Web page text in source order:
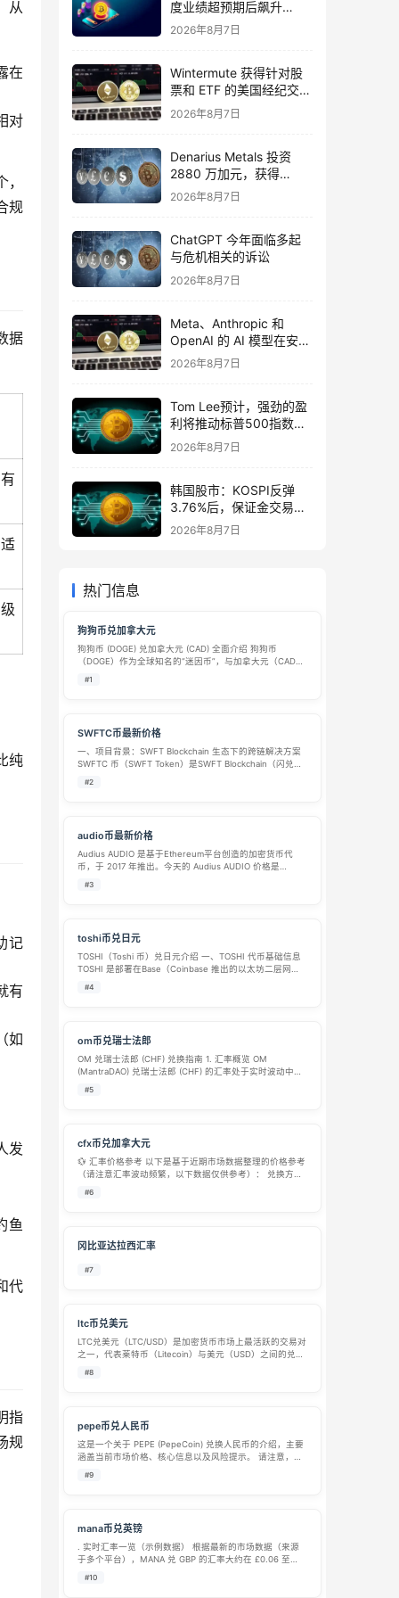
从
在
对
规
据
纯
记
有
如
发
鱼
代
指
规
度业绩超预期后飙升
16%，华尔街将目标价上
2026年8月7日
Wintermute 获得针对股
票和 ETF 的美国经纪交易
商资格
2026年8月7日
Denarius Metals 投资
2880 万加元，获得
Copper Giant Resources
2026年8月7日
ChatGPT 今年面临多起
与危机相关的诉讼
2026年8月7日
Meta、Anthropic 和
OpenAI 的 AI 模型在安全
测试期间入侵外部组织
2026年8月7日
Tom Lee预计，强劲的盈
利将推动标普500指数在
8月前升至8,000点
2026年8月7日
韩国股市：KOSPI反弹
3.76%后，保证金交易激
增1万亿韩元
2026年8月7日
热门信息
狗狗币兑加拿大元
狗狗币 (DOGE) 兑加拿大元 (CAD) 全面介绍 狗狗币
（DOGE）作为全球知名的“迷因币”，与加拿大元（CAD）
的交易对为想要在加拿大市场交易或使用数字货币的用户
#1
SWFTC币最新价格
一、项目背景：SWFT Blockchain 生态下的跨链解决方案​
SWFTC 币（SWFT Token）是SWFT Blockchain（闪兑区
块链）生态发行的原生功能型代币，其诞生源于 2018 年区
#2
audio币最新价格
Audius AUDIO 是基于Ethereum平台创造的加密货币代
币，于 2017 年推出。今天的 Audius AUDIO 价格是
$0.0192，过去 24 小时的 Audius 交易量是 $370.13万。
#3
toshi币兑日元
TOSHI（Toshi 币）兑日元介绍 一、TOSHI 代币基础信息
TOSHI 是部署在Base（Coinbase 推出的以太坊二层网
络）上的迷因代币（Meme 币），名称源自 Coinbase 联
#4
om币兑瑞士法郎
OM 兑瑞士法郎 (CHF) 兑换指南 1. 汇率概览 OM
(MantraDAO) 兑瑞士法郎 (CHF) 的汇率处于实时波动中。
根据近期数据显示，1 个 OM 的价值约在 0.01 CHF 至
#5
cfx币兑加拿大元
💱 汇率价格参考 以下是基于近期市场数据整理的价格参考
（请注意汇率波动频繁，以下数据仅供参考）： 兑换方向
参考汇率（约） 数据来源/时间 1 CFX 兑 CAD 1 CFX
#6
冈比亚达拉西汇率
#7
ltc币兑美元
LTC兑美元（LTC/USD）是加密货币市场上最活跃的交易对
之一，代表莱特币（Litecoin）与美元（USD）之间的兑换
关系。作为”数字白银”，莱特币凭借其快速、低成本的支付
#8
pepe币兑人民币
这是一个关于 PEPE (PepeCoin) 兑换人民币的介绍，主要
涵盖当前市场价格、核心信息以及风险提示。 请注意，加
密货币市场波动剧烈，以下价格数据为截至 2026年4月9
#9
mana币兑英镑
. 实时汇率一览（示例数据） 根据最新的市场数据（来源
于多个平台），MANA 兑 GBP 的汇率大约在 £0.06 至
£0.18 之间浮动。以下是一些参考数据： 来源平台 / 数据
#10